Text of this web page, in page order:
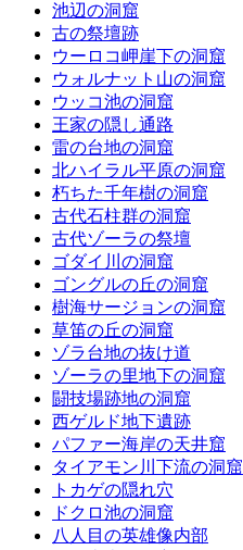
池辺の洞窟
古の祭壇跡
ウーロコ岬崖下の洞窟
ウォルナット山の洞窟
ウッコ池の洞窟
王家の隠し通路
雷の台地の洞窟
北ハイラル平原の洞窟
朽ちた千年樹の洞窟
古代石柱群の洞窟
古代ゾーラの祭壇
ゴダイ川の洞窟
ゴングルの丘の洞窟
樹海サージョンの洞窟
草笛の丘の洞窟
ゾラ台地の抜け道
ゾーラの里地下の洞窟
闘技場跡地の洞窟
西ゲルド地下遺跡
パファー海岸の天井窟
タイアモン川下流の洞窟
トカゲの隠れ穴
ドクロ池の洞窟
八人目の英雄像内部